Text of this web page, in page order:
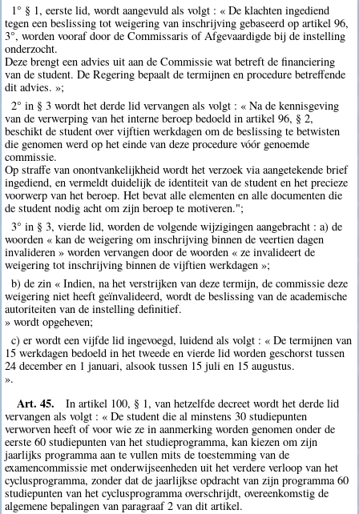
1° § 1, eerste lid, wordt aangevuld als volgt : « De klachten ingediend
tegen een beslissing tot weigering van inschrijving gebaseerd op artikel 96,
3°, worden vooraf door de Commissaris of Afgevaardigde bij de instelling
onderzocht.
Deze brengt een advies uit aan de Commissie wat betreft de financiering
van de student. De Regering bepaalt de termijnen en procedure betreffende
dit advies. »;
2° in § 3 wordt het derde lid vervangen als volgt : « Na de kennisgeving
van de verwerping van het interne beroep bedoeld in artikel 96, § 2,
beschikt de student over vijftien werkdagen om de beslissing te betwisten
die genomen werd op het einde van deze procedure vóór genoemde
commissie.
Op straffe van onontvankelijkheid wordt het verzoek via aangetekende brief
ingediend, en vermeldt duidelijk de identiteit van de student en het precieze
voorwerp van het beroep. Het bevat alle elementen en alle documenten die
de student nodig acht om zijn beroep te motiveren.";
3° in § 3, vierde lid, worden de volgende wijzigingen aangebracht : a) de
woorden « kan de weigering om inschrijving binnen de veertien dagen
invalideren » worden vervangen door de woorden « ze invalideert de
weigering tot inschrijving binnen de vijftien werkdagen »;
b) de zin « Indien, na het verstrijken van deze termijn, de commissie deze
weigering niet heeft geïnvalideerd, wordt de beslissing van de academische
autoriteiten van de instelling definitief.
» wordt opgeheven;
c) er wordt een vijfde lid ingevoegd, luidend als volgt : « De termijnen van
15 werkdagen bedoeld in het tweede en vierde lid worden geschorst tussen
24 december en 1 januari, alsook tussen 15 juli en 15 augustus.
».
Art. 45.
In artikel 100, § 1, van hetzelfde decreet wordt het derde lid
vervangen als volgt : « De student die al minstens 30 studiepunten
verworven heeft of voor wie ze in aanmerking worden genomen onder de
eerste 60 studiepunten van het studieprogramma, kan kiezen om zijn
jaarlijks programma aan te vullen mits de toestemming van de
examencommissie met onderwijseenheden uit het verdere verloop van het
cyclusprogramma, zonder dat de jaarlijkse opdracht van zijn programma 60
studiepunten van het cyclusprogramma overschrijdt, overeenkomstig de
algemene bepalingen van paragraaf 2 van dit artikel.